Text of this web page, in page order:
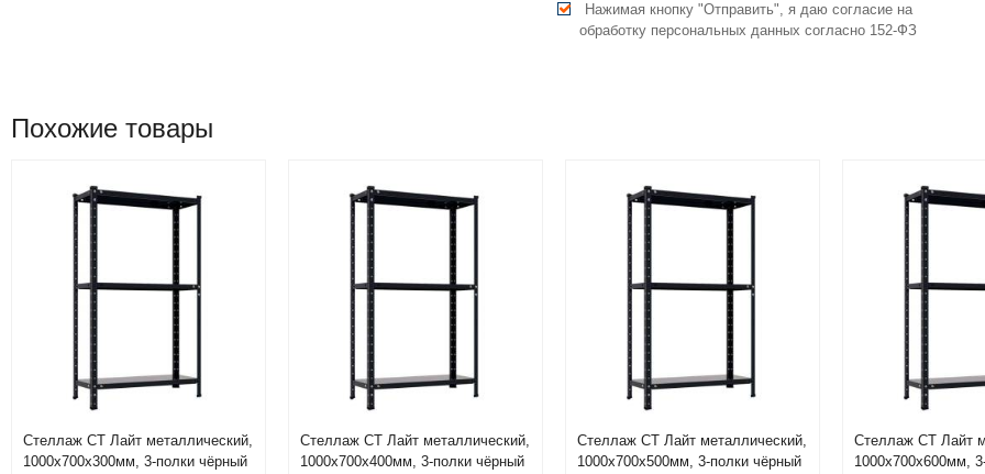
Нажимая кнопку "Отправить", я даю согласие на
обработку персональных данных согласно 152-ФЗ
Похожие товары
Стеллаж СТ Лайт металлический,
1000х700х300мм, 3-полки чёрный
Стеллаж СТ Лайт металлический,
1000х700х400мм, 3-полки чёрный
Стеллаж СТ Лайт металлический,
1000х700х500мм, 3-полки чёрный
Стеллаж СТ Лайт
1000х700х600мм,